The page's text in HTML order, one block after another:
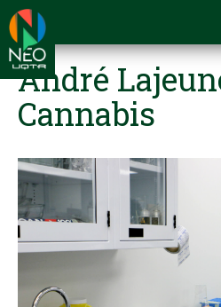
André
Cannabis